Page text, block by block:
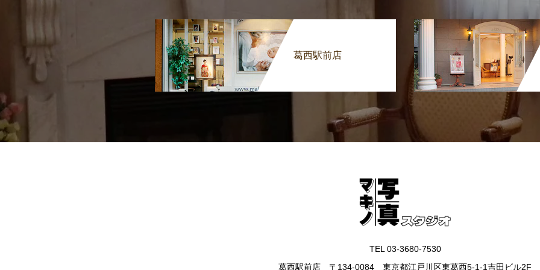
葛西駅前店
TEL 03-3680-7530
葛西駅前店 〒134-0084 東京都江戸川区東葛西5-1-1吉田ビル2F